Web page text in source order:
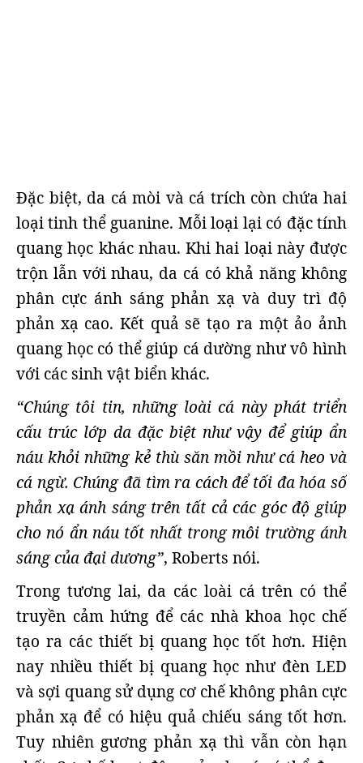
Đặc biệt, da cá mòi và cá trích còn chứa hai
loại tinh thể guanine. Mỗi loại lại có đặc tính
quang học khác nhau. Khi hai loại này được
trộn lẫn với nhau, da cá có khả năng không
phân cực ánh sáng phản xạ và duy trì độ
phản xạ cao. Kết quả sẽ tạo ra một ảo ảnh
quang học có thể giúp cá dường như vô hình
với các sinh vật biển khác.
“Chúng tôi tin, những loài cá này phát triển
cấu trúc lớp da đặc biệt như vậy để giúp ẩn
náu khỏi những kẻ thù săn mồi như cá heo và
cá ngừ. Chúng đã tìm ra cách để tối đa hóa số
phản xạ ánh sáng trên tất cả các góc độ giúp
cho nó ẩn náu tốt nhất trong môi trường ánh
sáng của đại dương”, Roberts nói.
Trong tương lai, da các loài cá trên có thể
truyền cảm hứng để các nhà khoa học chế
tạo ra các thiết bị quang học tốt hơn. Hiện
nay nhiều thiết bị quang học như đèn LED
và sợi quang sử dụng cơ chế không phân cực
phản xạ để có hiệu quả chiếu sáng tốt hơn.
Tuy nhiên gương phản xạ thì vẫn còn hạn